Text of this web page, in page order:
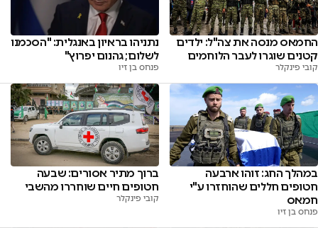
החמאס מנסה את צה"ל: ילדים
קטנים שוגרו לעבר הלוחמים
קובי פינקלר
נתניהו בראיון באנגלית: "הסכמנו
לשלום; גהנום יפרוץ"
פנחס בן זיו
במהלך החג: זוהו ארבעה
חטופים חללים שהוחזרו ע"י
חמאס
פנחס בן זיו
ברוך מתיר אסורים: שבעה
חטופים חיים שוחררו מהשבי
קובי פינקלר